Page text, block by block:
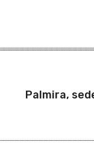
Palmira,